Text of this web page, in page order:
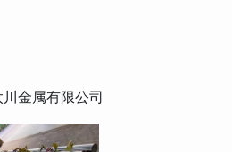
金属有限公司